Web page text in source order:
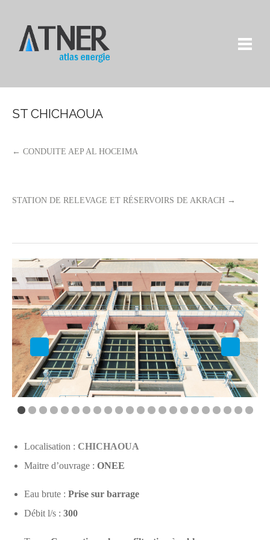
ST CHICHAOUA
← CONDUITE AEP AL HOCEIMA
STATION DE RELEVAGE ET RÉSERVOIRS DE AKRACH →
Localisation : CHICHAOUA
Maitre d’ouvrage : ONEE
Eau brute : Prise sur barrage
Débit l/s : 300